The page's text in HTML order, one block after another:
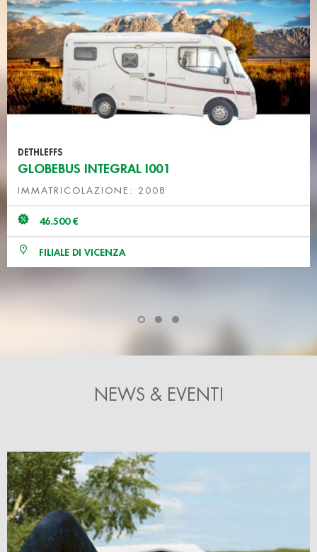
DETHLEFFS
GLOBEBUS INTEGRAL I001
IMMATRICOLAZIONE: 2008
46.500 €
FILIALE DI VICENZA
NEWS & EVENTI